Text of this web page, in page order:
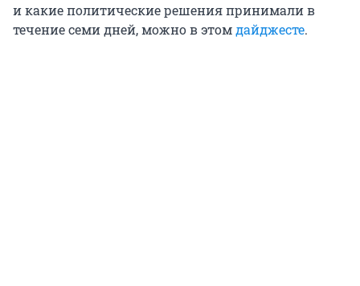
и какие политические решения принимали в
течение семи дней, можно в этомдайджесте.